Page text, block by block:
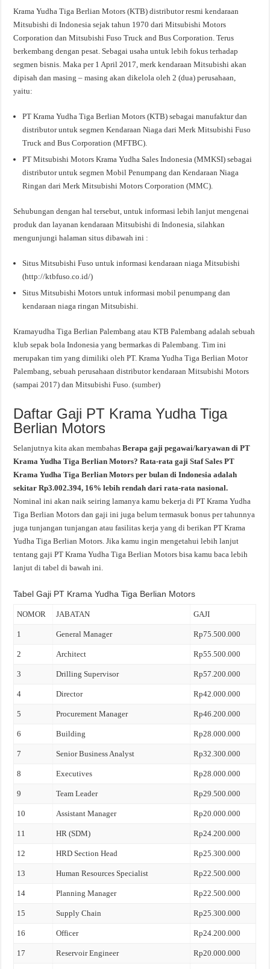
Krama Yudha Tiga Berlian Motors (KTB) distributor resmi kendaraan
Mitsubishi di Indonesia sejak tahun 1970 dari Mitsubishi Motors
Corporation dan Mitsubishi Fuso Truck and Bus Corporation. Terus
berkembang dengan pesat. Sebagai usaha untuk lebih fokus terhadap
segmen bisnis. Maka per 1 April 2017, merk kendaraan Mitsubishi akan
dipisah dan masing – masing akan dikelola oleh 2 (dua) perusahaan,
yaitu:
PT Krama Yudha Tiga Berlian Motors (KTB) sebagai manufaktur dan
distributor untuk segmen Kendaraan Niaga dari Merk Mitsubishi Fuso
Truck and Bus Corporation (MFTBC).
PT Mitsubishi Motors Krama Yudha Sales Indonesia (MMKSI) sebagai
distributor untuk segmen Mobil Penumpang dan Kendaraan Niaga
Ringan dari Merk Mitsubishi Motors Corporation (MMC).
Sehubungan dengan hal tersebut, untuk informasi lebih lanjut mengenai
produk dan layanan kendaraan Mitsubishi di Indonesia, silahkan
mengunjungi halaman situs dibawah ini :
Situs Mitsubishi Fuso untuk informasi kendaraan niaga Mitsubishi
(http://ktbfuso.co.id/)
Situs Mitsubishi Motors untuk informasi mobil penumpang dan
kendaraan niaga ringan Mitsubishi.
Kramayudha Tiga Berlian Palembang atau KTB Palembang adalah sebuah
klub sepak bola Indonesia yang bermarkas di Palembang. Tim ini
merupakan tim yang dimiliki oleh PT. Krama Yudha Tiga Berlian Motor
Palembang, sebuah perusahaan distributor kendaraan Mitsubishi Motors
(sampai 2017) dan Mitsubishi Fuso. (sumber)
Daftar Gaji PT Krama Yudha Tiga
Berlian Motors
Selanjutnya kita akan membahasBerapa gaji pegawai/karyawan di PT
Krama Yudha Tiga Berlian Motors? Rata-rata gaji Staf Sales PT
Krama Yudha Tiga Berlian Motors per bulan di Indonesia adalah
sekitar Rp3.002.394, 16% lebih rendah dari rata-rata nasional.
Nominal ini akan naik seiring lamanya kamu bekerja di PT Krama Yudha
Tiga Berlian Motors dan gaji ini juga belum termasuk bonus per tahunnya
juga tunjangan tunjangan atau fasilitas kerja yang di berikan PT Krama
Yudha Tiga Berlian Motors. Jika kamu ingin mengetahui lebih lanjut
tentang gaji PT Krama Yudha Tiga Berlian Motors bisa kamu baca lebih
lanjut di tabel di bawah ini.
Tabel Gaji PT Krama Yudha Tiga Berlian Motors
NOMOR JABATAN GAJI
1 General Manager Rp75.500.000
2 Architect Rp55.500.000
3 Drilling Supervisor Rp57.200.000
4 Director Rp42.000.000
5 Procurement Manager Rp46.200.000
6 Building Rp28.000.000
7 Senior Business Analyst Rp32.300.000
8 Executives Rp28.000.000
9 Team Leader Rp29.500.000
10 Assistant Manager Rp20.000.000
11 HR (SDM) Rp24.200.000
12 HRD Section Head Rp25.300.000
13 Human Resources Specialist Rp22.500.000
14 Planning Manager Rp22.500.000
15 Supply Chain Rp25.300.000
16 Officer Rp24.200.000
17 Reservoir Engineer Rp20.000.000